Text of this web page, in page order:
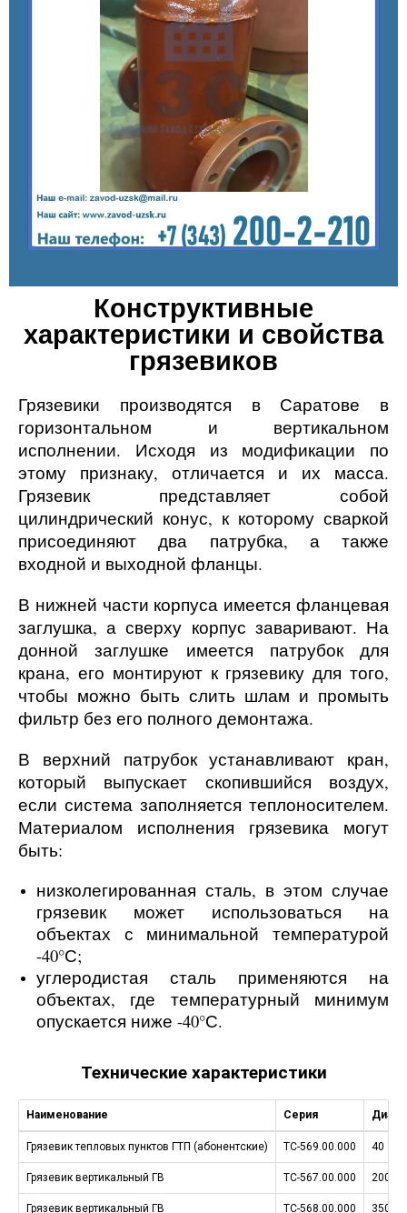
Конструктивные
характеристики и свойства
грязевиков
Грязевики производятся в Саратове в
горизонтальном и вертикальном
исполнении. Исходя из модификации по
этому признаку, отличается и их масса.
Грязевик представляет собой
цилиндрический конус, к которому сваркой
присоединяют два патрубка, а также
входной и выходной фланцы.
В нижней части корпуса имеется фланцевая
заглушка, а сверху корпус заваривают. На
донной заглушке имеется патрубок для
крана, его монтируют к грязевику для того,
чтобы можно быть слить шлам и промыть
фильтр без его полного демонтажа.
В верхний патрубок устанавливают кран,
который выпускает скопившийся воздух,
если система заполняется теплоносителем.
Материалом исполнения грязевика могут
быть:
низколегированная сталь, в этом случае
грязевик может использоваться на
объектах с минимальной температурой
-40°С;
углеродистая сталь применяются на
объектах, где температурный минимум
опускается ниже -40°С.
Технические характеристики
Наименование Серия
Грязевик тепловых пунктов ГТП (абонентские) ТС-569.00.000 40 –
Грязевик вертикальный ГВ ТС-567.00.000 200 –
Грязевик вертикальный ГВ ТС-568.00.000 350 –